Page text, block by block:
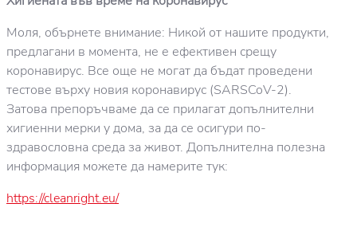
Моля, обърнете внимание: Никой от нашите продукти,
предлагани в момента, не е ефективен срещу
коронавирус. Все още не могат да бъдат проведени
тестове върху новия коронавирус (SARSCoV-2).
Затова препоръчваме да се прилагат допълнителни
хигиенни мерки у дома, за да се осигури по-
здравословна среда за живот. Допълнителна полезна
информация можете да намерите тук:
https://cleanright.eu/